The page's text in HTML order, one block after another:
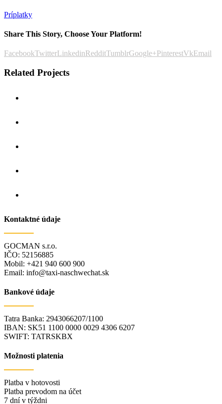
Príplatky
Share This Story, Choose Your Platform!
FacebookTwitterLinkedinRedditTumblrGoogle+PinterestVkEmail
Related Projects
Kontaktné údaje
GOCMAN s.r.o.
IČO: 52156885
Mobil: +421 940 600 900
Email: info@taxi-naschwechat.sk
Bankové údaje
Tatra Banka: 2943066207/1100
IBAN: SK51 1100 0000 0029 4306 6207
SWIFT: TATRSKBX
Možnosti platenia
Platba v hotovosti
Platba prevodom na účet
7 dní v týždni